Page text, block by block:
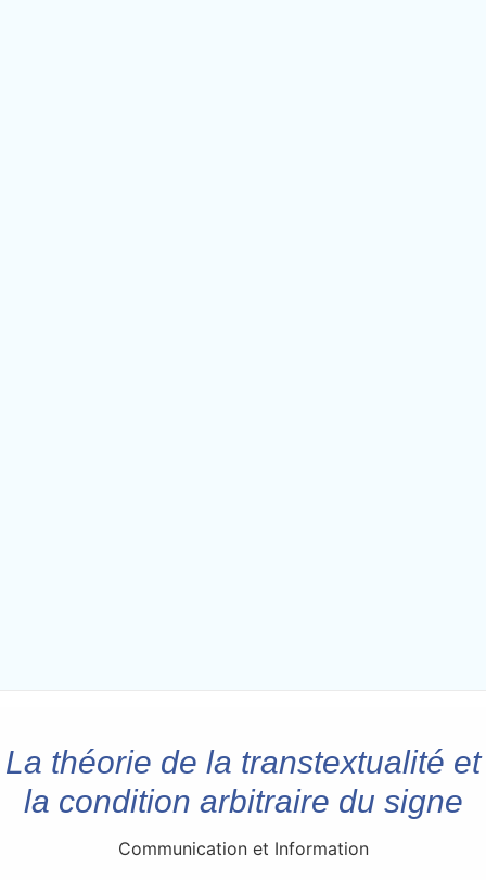
La théorie de la transtextualité et
la condition arbitraire du signe
Communication et Information